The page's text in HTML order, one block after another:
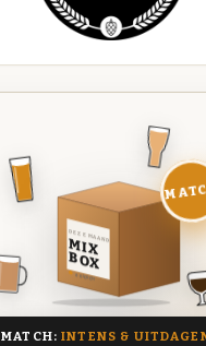
DEZE MAAND
MIX
BOX
8 BIEREN
MATCH:INTENS &